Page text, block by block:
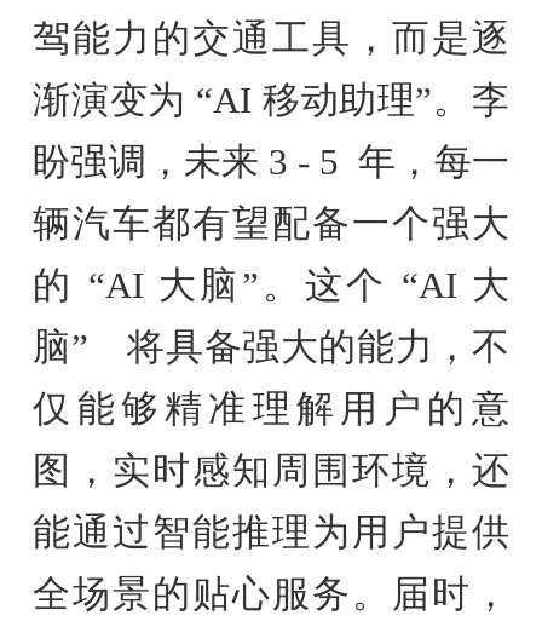
驾能力的交通工具，而是逐
渐演变为 “AI 移动助理”。李
盼强调，未来 3 - 5 年，每一
辆汽车都有望配备一个强大
的 “AI 大脑”。这个 “AI 大
脑” 将具备强大的能力，不
仅能够精准理解用户的意
图，实时感知周围环境，还
能通过智能推理为用户提供
全场景的贴心服务。届时，